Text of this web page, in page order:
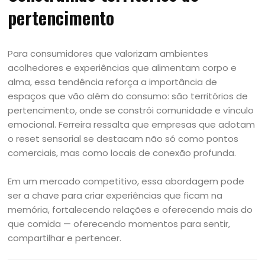
pertencimento
Para consumidores que valorizam ambientes
acolhedores e experiências que alimentam corpo e
alma, essa tendência reforça a importância de
espaços que vão além do consumo: são territórios de
pertencimento, onde se constrói comunidade e vínculo
emocional. Ferreira ressalta que empresas que adotam
o reset sensorial se destacam não só como pontos
comerciais, mas como locais de conexão profunda.
Em um mercado competitivo, essa abordagem pode
ser a chave para criar experiências que ficam na
memória, fortalecendo relações e oferecendo mais do
que comida — oferecendo momentos para sentir,
compartilhar e pertencer.